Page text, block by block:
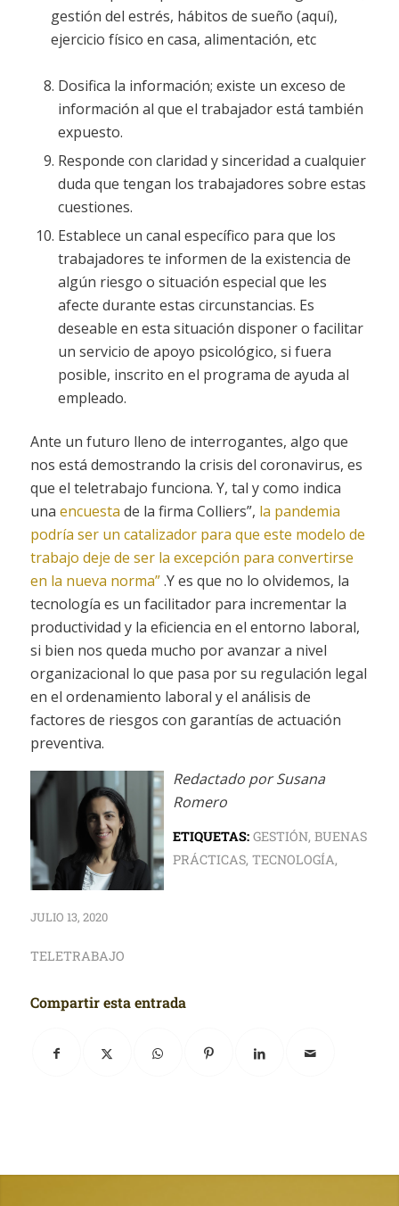
gestión del estrés, hábitos de sueño (aquí),
ejercicio físico en casa, alimentación, etc
Dosifica la información; existe un exceso de
información al que el trabajador está también
expuesto.
Responde con claridad y sinceridad a cualquier
duda que tengan los trabajadores sobre estas
cuestiones.
Establece un canal específico para que los
trabajadores te informen de la existencia de
algún riesgo o situación especial que les
afecte durante estas circunstancias. Es
deseable en esta situación disponer o facilitar
un servicio de apoyo psicológico, si fuera
posible, inscrito en el programa de ayuda al
empleado.
Ante un futuro lleno de interrogantes, algo que
nos está demostrando la crisis del coronavirus, es
que el teletrabajo funciona. Y, tal y como indica
una encuesta de la firma Colliers”, la pandemia
podría ser un catalizador para que este modelo de
trabajo deje de ser la excepción para convertirse
en la nueva norma”.Y es que no lo olvidemos, la
tecnología es un facilitador para incrementar la
productividad y la eficiencia en el entorno laboral,
si bien nos queda mucho por avanzar a nivel
organizacional lo que pasa por su regulación legal
en el ordenamiento laboral y el análisis de
factores de riesgos con garantías de actuación
preventiva.
Redactado por Susana
Romero
JULIO 13, 2020
ETIQUETAS: GESTIÓN, BUENAS
PRÁCTICAS, TECNOLOGÍA,
TELETRABAJO
Compartir esta entrada